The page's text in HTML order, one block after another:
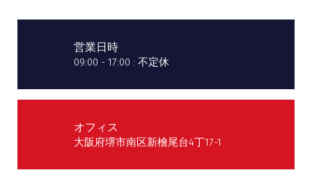
営業日時
09:00 - 17:00 : 不定休
オフィス
大阪府堺市南区新檜尾台4丁17-1